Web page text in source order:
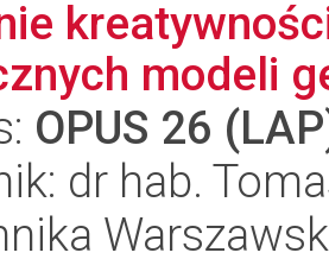
modeli
OPUS 26
dr hab.